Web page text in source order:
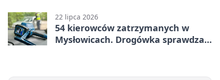
22 lipca 2026
54 kierowców zatrzymanych w
Mysłowicach. Drogówka sprawdzała